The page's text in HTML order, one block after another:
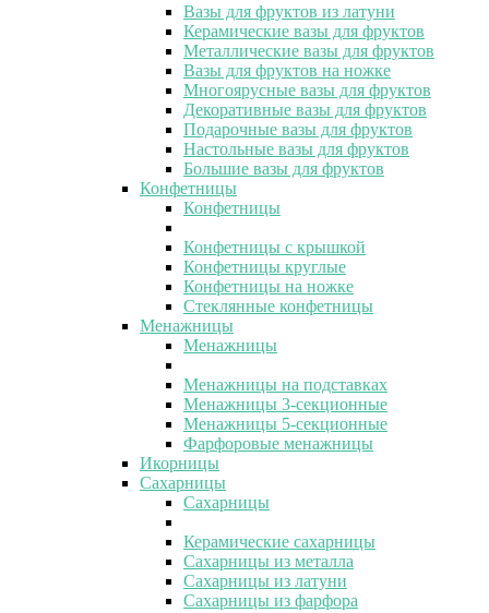
Вазы для фруктов из латуни
Керамические вазы для фруктов
Металлические вазы для фруктов
Вазы для фруктов на ножке
Многоярусные вазы для фруктов
Декоративные вазы для фруктов
Подарочные вазы для фруктов
Настольные вазы для фруктов
Большие вазы для фруктов
Конфетницы
Конфетницы
Конфетницы с крышкой
Конфетницы круглые
Конфетницы на ножке
Стеклянные конфетницы
Менажницы
Менажницы
Менажницы на подставках
Менажницы 3-секционные
Менажницы 5-секционные
Фарфоровые менажницы
Икорницы
Сахарницы
Сахарницы
Керамические сахарницы
Сахарницы из металла
Сахарницы из латуни
Сахарницы из фарфора